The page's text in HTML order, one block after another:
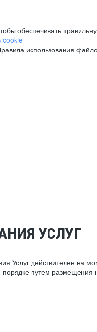
обеспечивать
cookie
использования
УСЛУГ
Услуг действителен на
путем размещения